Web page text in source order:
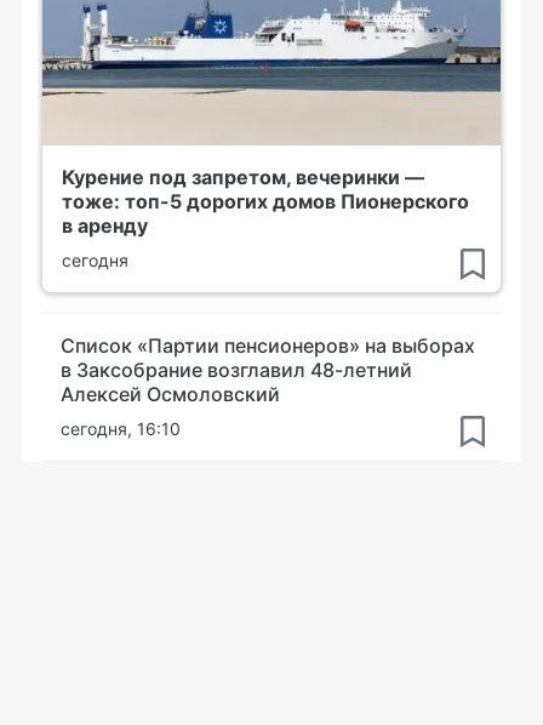
Курение под запретом, вечеринки —
тоже: топ-5 дорогих домов Пионерского
в аренду
сегодня
Список «Партии пенсионеров» на выборах
в Заксобрание возглавил 48-летний
Алексей Осмоловский
сегодня, 16:10